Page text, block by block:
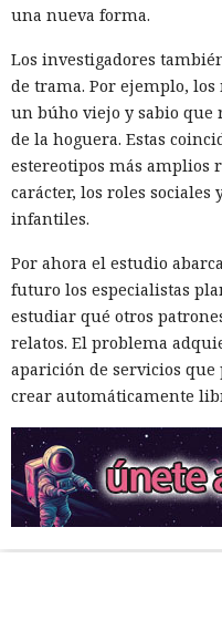
una nueva forma.
Los investigadores
de trama. Por ejemplo,
un búho viejo y sabio que
de la hoguera. Estas
estereotipos más amplios
carácter, los roles
infantiles.
Por ahora el estudio
futuro los especialistas
estudiar qué otros
relatos. El problema
aparición de servicios que
crear automáticamente